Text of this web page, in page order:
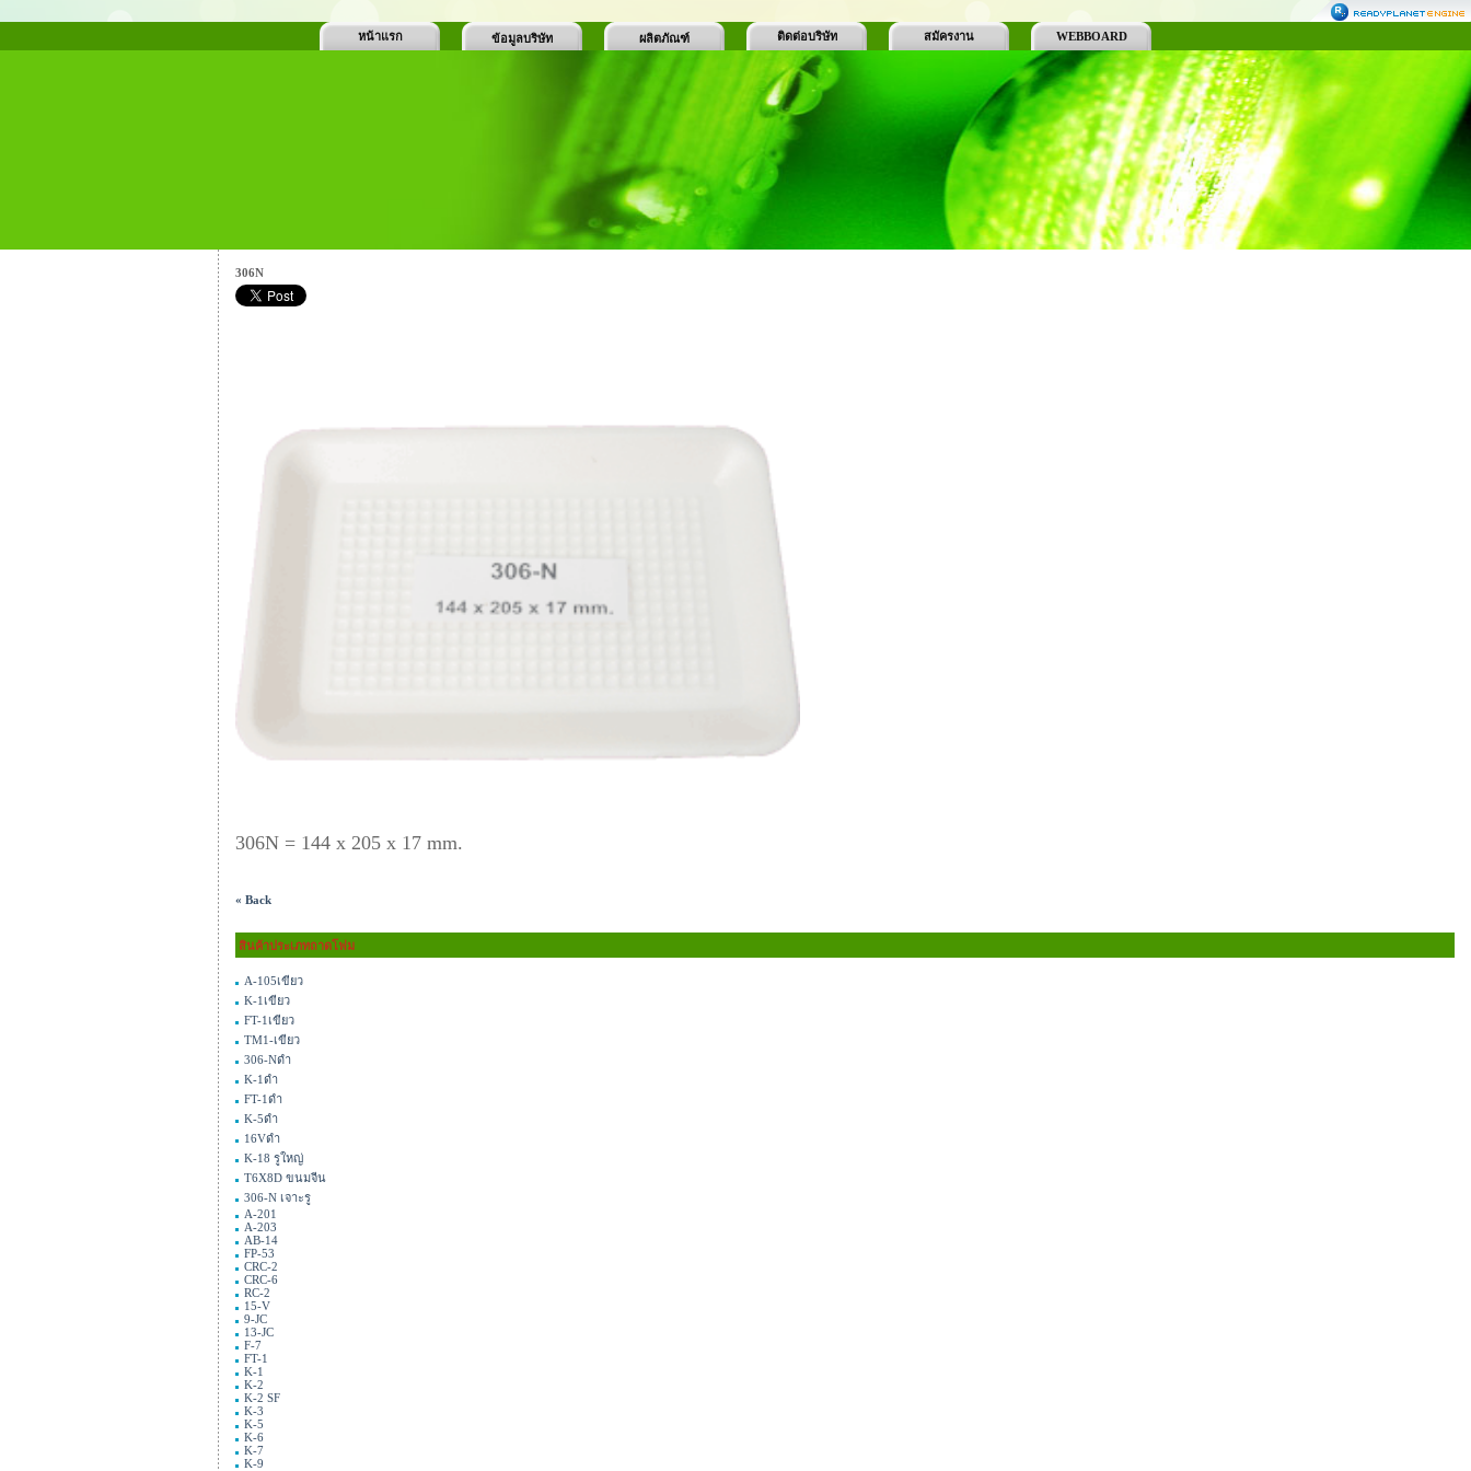
หน้าแรก ข้อมูลบริษัท ผลิตภัณฑ์ ติดต่อบริษัท สมัครงาน WEBBOARD
306N
306N = 144 x 205 x 17 mm.
« Back
สินค้าประเภทถาดโฟม
A-105เขียว
K-1เขียว
FT-1เขียว
TM1-เขียว
306-Nดำ
K-1ดำ
FT-1ดำ
K-5ดำ
16Vดำ
K-18 รูใหญ่
T6X8D ขนมจีน
306-N เจาะรู
A-201
A-203
AB-14
FP-53
CRC-2
CRC-6
RC-2
15-V
9-JC
13-JC
F-7
FT-1
K-1
K-2
K-2 SF
K-3
K-5
K-6
K-7
K-9